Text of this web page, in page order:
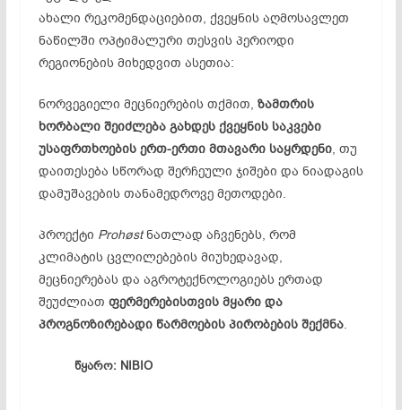
ახალი რეკომენდაციებით, ქვეყნის აღმოსავლეთ
ნაწილში ოპტიმალური თესვის პერიოდი
რეგიონების მიხედვით ასეთია:
ნორვეგიელი მეცნიერების თქმით, ზამთრის
ხორბალი შეიძლება გახდეს ქვეყნის საკვები
უსაფრთხოების ერთ-ერთი მთავარი საყრდენი, თუ
დაითესება სწორად შერჩეული ჯიშები და ნიადაგის
დამუშავების თანამედროვე მეთოდები.
პროექტი Prohøstნათლად აჩვენებს, რომ
კლიმატის ცვლილებების მიუხედავად,
მეცნიერებას და აგროტექნოლოგიებს ერთად
შეუძლიათ ფერმერებისთვის მყარი და
პროგნოზირებადი წარმოების პირობების შექმნა.
წყარო: NIBIO